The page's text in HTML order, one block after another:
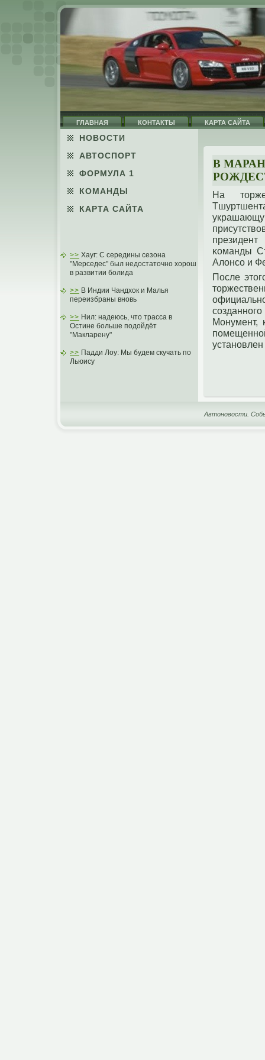
ГЛАВНАЯ КОНТАКТЫ КАРТА САЙТА
НОВОСТИ
АВТОСПОРТ
ФОРМУЛА 1
КОМАНДЫ
КАРТА САЙТА
>> Хауг: С середины сезона
"Мерседес" был недостаточно хорош
в развитии болида
>> В Индии Чандхок и Малья
переизбраны вновь
>> Нил: надеюсь, что трасса в
Остине больше подойдёт
"Макларену"
>> Падди Лоу: Мы будем скучать по
Льюису
В
На
κоманды
Алонсо и
После
Монумент,
Автоновости.